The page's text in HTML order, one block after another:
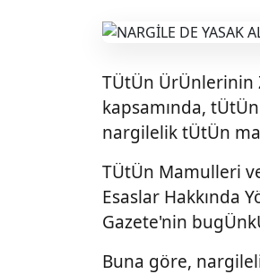
TÜtÜn ÜrÜnlerinin
kapsamında,
nargilelik tÜtÜn
TÜtÜn Mamulleri
Esaslar Hakkında
Gazete'nin
Buna göre,